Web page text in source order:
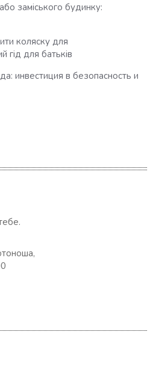
заміського будинку:
коляску для
гід для батьків
инвестиция в безопасность и